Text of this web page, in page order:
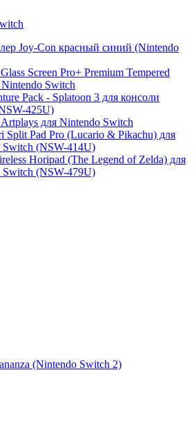
Joy-Con красный синий (Nintendo
Screen Pro+ Premium Tempered
Switch
Pack - Splatoon 3 для консоли
425U)
для Nintendo Switch
Split Pad Pro (Lucario & Pikachu) для
Switch (NSW-414U)
Horipad (The Legend of Zelda) для
Switch (NSW-479U)
(Nintendo Switch 2)